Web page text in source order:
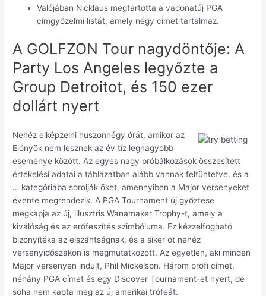
Valójában Nicklaus megtartotta a vadonatúj PGA
címgyőzelmi listát, amely négy címet tartalmaz.
A GOLFZON Tour nagydöntője: A
Party Los Angeles legyőzte a
Group Detroitot, és 150 ezer
dollárt nyert
Nehéz elképzelni huszonnégy órát, amikor az
Előnyök nem lesznek az év tíz legnagyobb
eseménye között. Az egyes nagy próbálkozások összesített
értékelési adatai a táblázatban alább vannak feltüntetve, és a
… kategóriába sorolják őket, amennyiben a Major versenyeket
évente megrendezik. A PGA Tournament új győztese
megkapja az új, illusztris Wanamaker Trophy-t, amely a
kiválóság és az erőfeszítés szimbóluma. Ez kézzelfogható
bizonyítéka az elszántságnak, és a siker öt nehéz
versenyidőszakon is megmutatkozott. Az egyetlen, aki minden
Major versenyen indult, Phil Mickelson. Három profi címet,
néhány PGA címet és egy Discover Tournament-et nyert, de
soha nem kapta meg az új amerikai trófeát.